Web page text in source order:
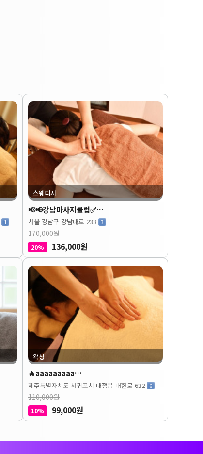
1
스웨디시
📢📢강남마사지클럽✅…
서울 강남구 강남대로 238 3
170,000원
20% 136,000원
왁싱
🔥aaaaaaaaa…
제주특별자치도 서귀포시 대정읍 대한로 632 6
110,000원
10% 99,000원